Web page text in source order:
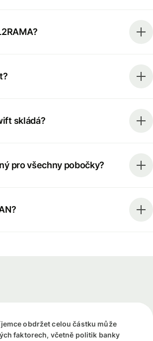
skládá?
pro všechny pobočky?
obdržet celou částku může
faktorech, včetně politik banky